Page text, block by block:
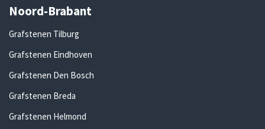
Noord-Brabant
Grafstenen Tilburg
Grafstenen Eindhoven
Grafstenen Den Bosch
Grafstenen Breda
Grafstenen Helmond